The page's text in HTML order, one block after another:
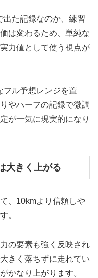
出た記録なのか、練習
は変わるため、単純な
力値として使う視点が
フル予想レンジを置
やハーフの記録で微調
が一気に現実的になり
大きく上がる
、10kmより信頼しや
。
の要素も強く反映され
きく落ちずに走れてい
かなり上がります。